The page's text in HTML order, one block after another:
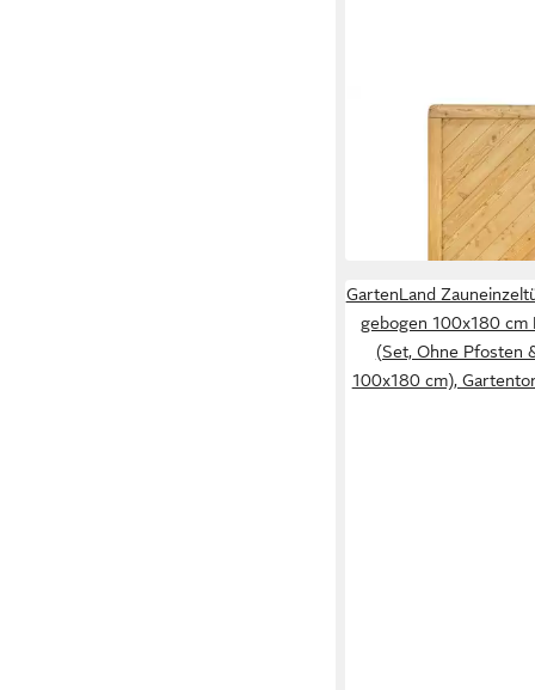
GARTENLAND
Zauneinzeltür
gerade 100x180 cm
Naturbelassen249,95 €
lieferbar in 5 Wochen
GartenLand
gebogen 100x180 cm
(Set, Ohne Pfosten
100x180 cm),